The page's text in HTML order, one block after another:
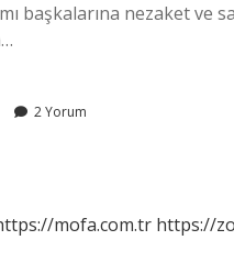
başkalarına nezaket
2 Yorum
mofa.com.tr https://